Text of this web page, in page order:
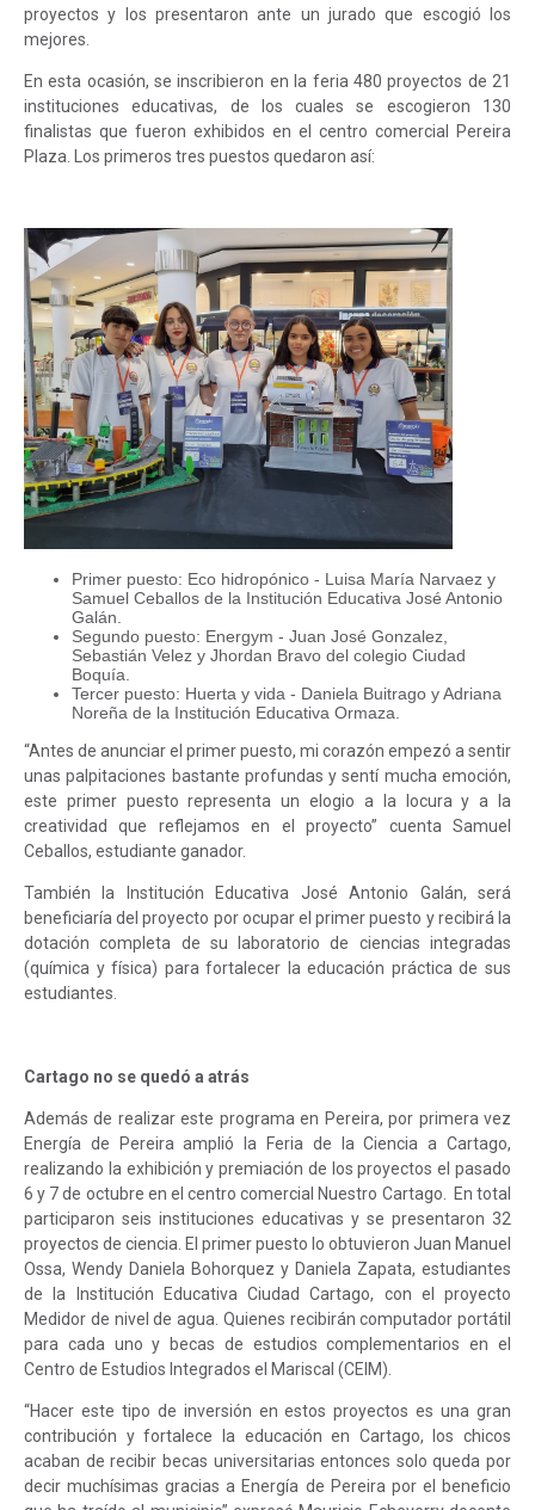
proyectos y los presentaron ante un jurado que escogió los
mejores.
En esta ocasión, se inscribieron en la feria 480 proyectos de 21
instituciones educativas, de los cuales se escogieron 130
finalistas que fueron exhibidos en el centro comercial Pereira
Plaza. Los primeros tres puestos quedaron así:
Primer puesto: Eco hidropónico - Luisa María Narvaez y
Samuel Ceballos de la Institución Educativa José Antonio
Galán.
Segundo puesto: Energym - Juan José Gonzalez,
Sebastián Velez y Jhordan Bravo del colegio Ciudad
Boquía.
Tercer puesto: Huerta y vida - Daniela Buitrago y Adriana
Noreña de la Institución Educativa Ormaza.
“Antes de anunciar el primer puesto, mi corazón empezó a sentir
unas palpitaciones bastante profundas y sentí mucha emoción,
este primer puesto representa un elogio a la locura y a la
creatividad que reflejamos en el proyecto” cuenta Samuel
Ceballos, estudiante ganador.
También la Institución Educativa José Antonio Galán, será
beneficiaría del proyecto por ocupar el primer puesto y recibirá la
dotación completa de su laboratorio de ciencias integradas
(química y física) para fortalecer la educación práctica de sus
estudiantes.
Cartago no se quedó a atrás
Además de realizar este programa en Pereira, por primera vez
Energía de Pereira amplió la Feria de la Ciencia a Cartago,
realizando la exhibición y premiación de los proyectos el pasado
6 y 7 de octubre en el centro comercial Nuestro Cartago. En total
participaron seis instituciones educativas y se presentaron 32
proyectos de ciencia. El primer puesto lo obtuvieron Juan Manuel
Ossa, Wendy Daniela Bohorquez y Daniela Zapata, estudiantes
de la Institución Educativa Ciudad Cartago, con el proyecto
Medidor de nivel de agua. Quienes recibirán computador portátil
para cada uno y becas de estudios complementarios en el
Centro de Estudios Integrados el Mariscal (CEIM).
“Hacer este tipo de inversión en estos proyectos es una gran
contribución y fortalece la educación en Cartago, los chicos
acaban de recibir becas universitarias entonces solo queda por
decir muchísimas gracias a Energía de Pereira por el beneficio